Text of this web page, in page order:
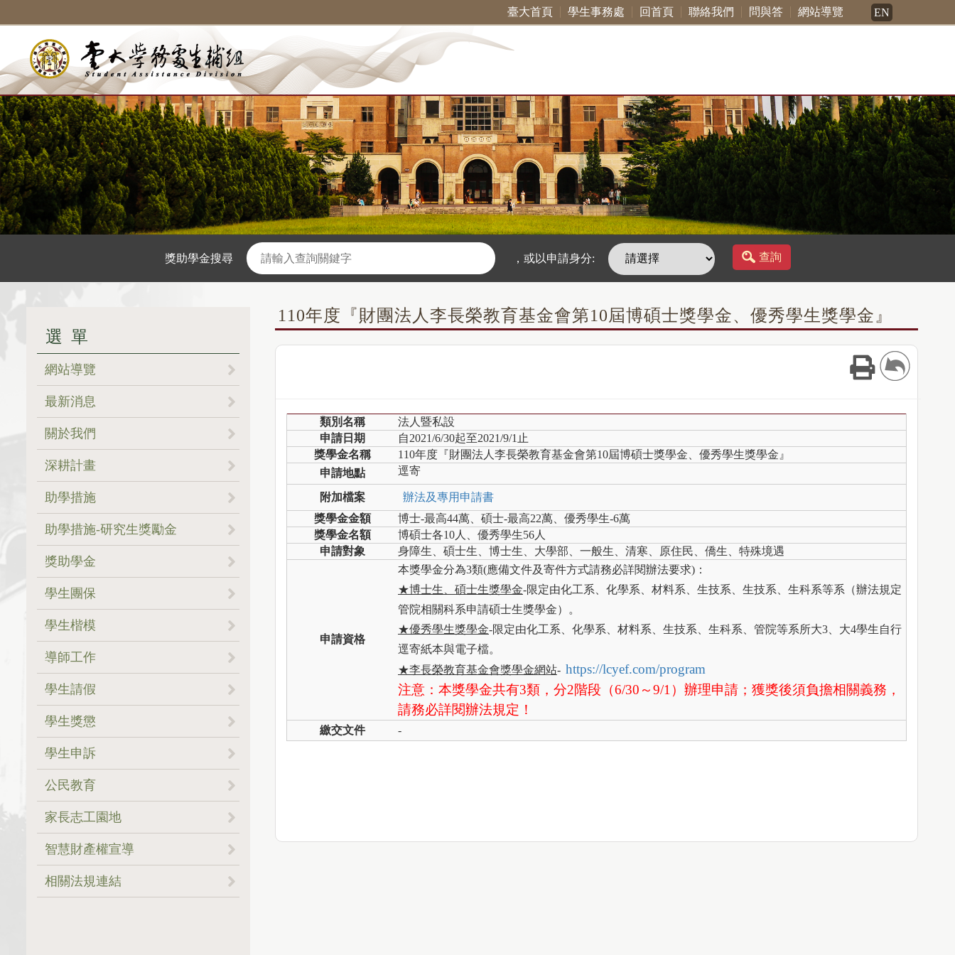
臺大首頁 學生事務處 回首頁 聯絡我們 問與答 網站導覽 EN
獎助學金搜尋 ， 或以申請身分: 查詢
選單
網站導覽
最新消息
關於我們
。核心價值
。成員簡介
。地理位置
深耕計畫
。生活津貼餐食方案
助學措施
。助學措施一覽表
。學雜費減免
．申請系統
。就學貸款
．線上宣導講習
．法規、利息
．華南台大專案
．玉山台大專案
．下載區
。不利處境助學金(原弱勢助
學金)
．申請系統
．Q&A
助學措施-研究生獎勵金
獎助學金
。申請須知(必看)
。獎學金公告一覽表
。常用表單
幫手
。獎助學金證明申請
。獎學金頒獎典禮
。Q&A
。任江履昇女士清寒獎學金
．最新公告 News
。SOP專區
學生團保
。理賠範圍
。申請書與應付資料
。心理健康補助
學生楷模
。設置辦法
。聯絡窗口
。事蹟表揚
。SOP專區
。115年度「NTU Beyond
Borders 社會奉獻獎項-延續
國際服務獎勵方案」
導師工作
。傑出導師評選
。學生暖心關懷輔導
。輔導資源
。SOP專區
學生請假
。請假流程
。申請表格
。法令規章(PDF)
。系統操作手冊下載
。學生請假系統連結
。SOP專區
學生獎懲
。檔案下載
。Q&A
。SOP專區
學生申訴
。申請表格、申請流程
。Q&A
。英文版下載連結
公民教育
家長志工園地
。家長志工團
．最新消息及活動報名公告
智慧財產權宣導
相關法規連結
110年度『財團法人李長榮教育基金會第10屆博碩士獎學金、優秀學生獎學金』
類別名稱
法人暨私設
申請日期
自2021/6/30起至2021/9/1止
獎學金名稱
110年度『財團法人李長榮教育基金會第10屆博碩士獎學金、優秀學生獎學金』
申請地點
逕寄
附加檔案
辦法及專用申請書
獎學金金額
博士-最高44萬、碩士-最高22萬、優秀學生-6萬
獎學金名額
博碩士各10人、優秀學生56人
申請對象
身障生、碩士生、博士生、大學部、一般生、清寒、原住民、僑生、特殊境遇
申請資格
本獎學金分為3類(應備文件及寄件方式請務必詳閱辦法要求)：
★博士生、碩士生獎學金-限定由化工系、化學系、材料系、生技系、生技系、生科系等系（辦法規定
管院相關科系申請碩士生獎學金）。
★優秀學生獎學金-限定由化工系、化學系、材料系、生技系、生科系、管院等系所大3、大4學生自行
逕寄紙本與電子檔。
★李長榮教育基金會獎學金網站- https://lcyef.com/program
注意：本獎學金共有3類，分2階段（6/30～9/1）辦理申請；獲獎後須負擔相關義務，
請務必詳閱辦法規定！
繳交文件 -